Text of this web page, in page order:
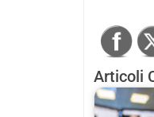
Articoli